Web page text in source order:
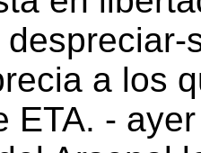
a los
ETA. -